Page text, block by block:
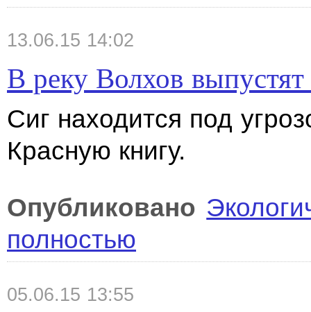
13.06.15 14:02
В реку Волхов выпустят
Сиг находится под
Красную книгу.
Опубликовано
полностью
05.06.15 13:55